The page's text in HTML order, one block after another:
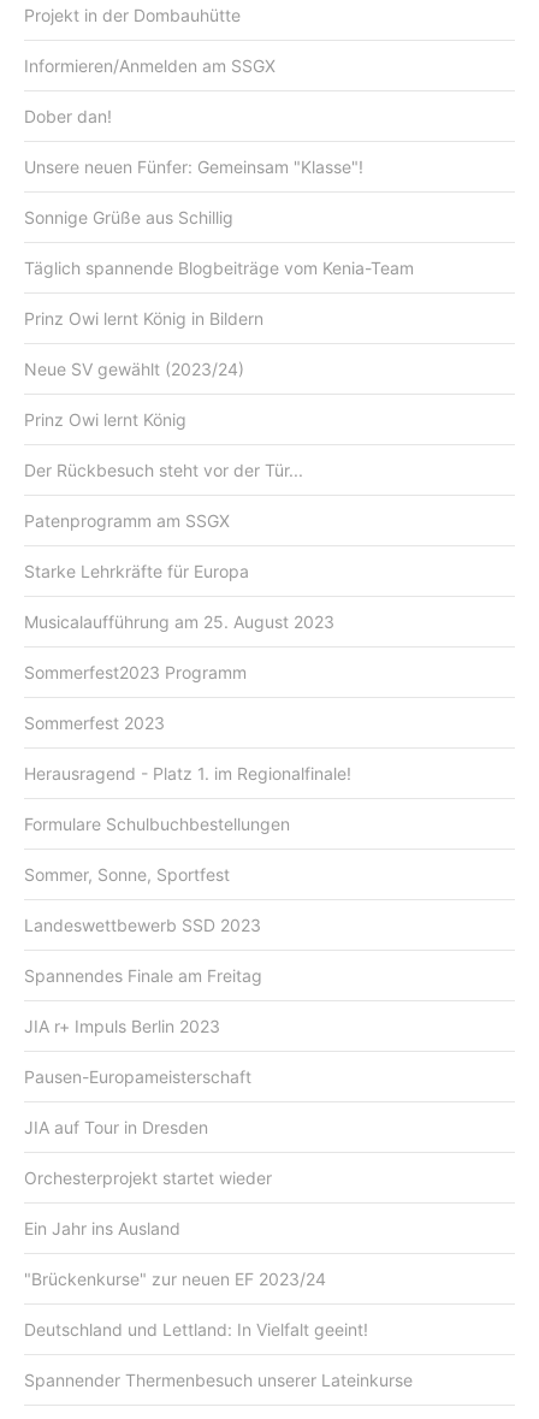
Projekt in der Dombauhütte
Informieren/Anmelden am SSGX
Dober dan!
Unsere neuen Fünfer: Gemeinsam "Klasse"!
Sonnige Grüße aus Schillig
Täglich spannende Blogbeiträge vom Kenia-Team
Prinz Owi lernt König in Bildern
Neue SV gewählt (2023/24)
Prinz Owi lernt König
Der Rückbesuch steht vor der Tür...
Patenprogramm am SSGX
Starke Lehrkräfte für Europa
Musicalaufführung am 25. August 2023
Sommerfest2023 Programm
Sommerfest 2023
Herausragend - Platz 1. im Regionalfinale!
Formulare Schulbuchbestellungen
Sommer, Sonne, Sportfest
Landeswettbewerb SSD 2023
Spannendes Finale am Freitag
JIA r+ Impuls Berlin 2023
Pausen-Europameisterschaft
JIA auf Tour in Dresden
Orchesterprojekt startet wieder
Ein Jahr ins Ausland
"Brückenkurse" zur neuen EF 2023/24
Deutschland und Lettland: In Vielfalt geeint!
Spannender Thermenbesuch unserer Lateinkurse